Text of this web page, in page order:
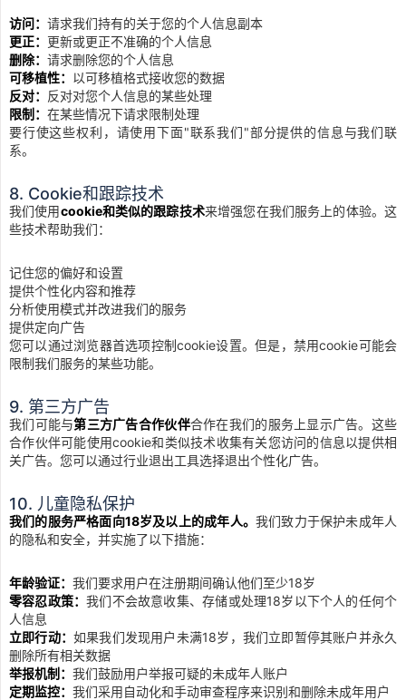
访问： 请求我们持有的关于您的个人信息副本
更正： 更新或更正不准确的个人信息
删除： 请求删除您的个人信息
可移植性： 以可移植格式接收您的数据
反对： 反对对您个人信息的某些处理
限制： 在某些情况下请求限制处理
要行使这些权利，请使用下面"联系我们"部分提供的信息与我们联
系。
8. Cookie和跟踪技术
我们使用cookie和类似的跟踪技术来增强您在我们服务上的体验。这
些技术帮助我们：
记住您的偏好和设置
提供个性化内容和推荐
分析使用模式并改进我们的服务
提供定向广告
您可以通过浏览器首选项控制cookie设置。但是，禁用cookie可能会
限制我们服务的某些功能。
9. 第三方广告
我们可能与第三方广告合作伙伴合作在我们的服务上显示广告。这些
合作伙伴可能使用cookie和类似技术收集有关您访问的信息以提供相
关广告。您可以通过行业退出工具选择退出个性化广告。
10. 儿童隐私保护
我们的服务严格面向18岁及以上的成年人。 我们致力于保护未成年人
的隐私和安全，并实施了以下措施：
年龄验证： 我们要求用户在注册期间确认他们至少18岁
零容忍政策：我们不会故意收集、存储或处理18岁以下个人的任何个
人信息
立即行动：如果我们发现用户未满18岁，我们立即暂停其账户并永久
删除所有相关数据
举报机制： 我们鼓励用户举报可疑的未成年人账户
定期监控： 我们采用自动化和手动审查程序来识别和删除未成年用户